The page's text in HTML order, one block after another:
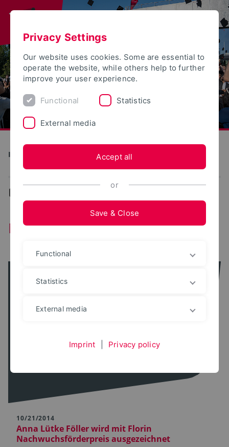
Institute for Life Science Technologies
News
10/21/2014
Anna Lütke Föller wird mit Florin
Nachwuchsförderpreis ausgezeichnet
Privacy Settings
Our website uses cookies. Some are essential to
operate the website, while others help to further
improve your user experience.
Functional Statistics
External media
Accept all
or
Save & Close
Functional
Statistics
External media
Imprint Privacy policy